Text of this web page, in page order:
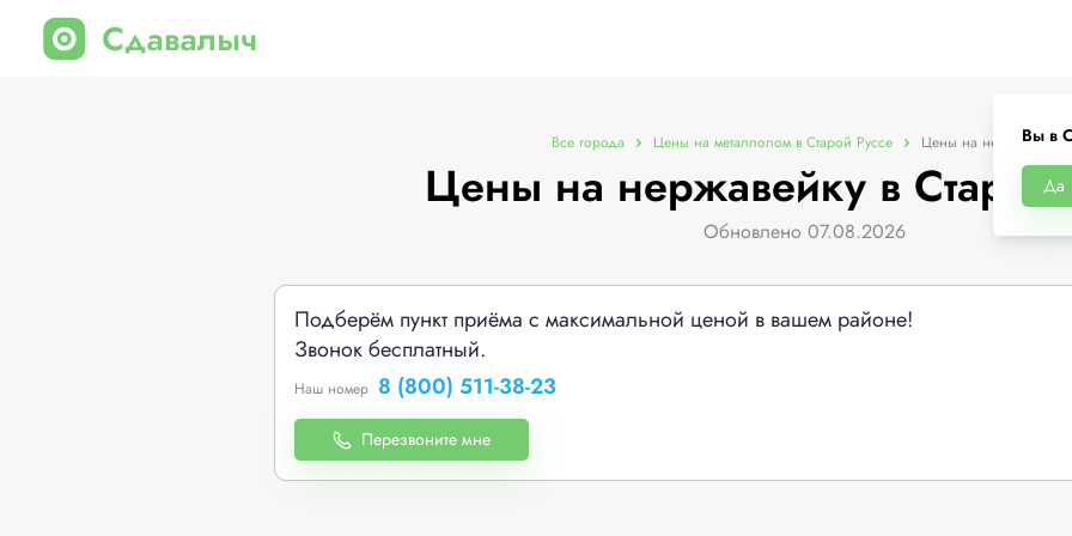
Вы в
Да
Все города Цены на металлолом в Старой Руссе Цены на нержавейку
Цены на нержавейку в Старой
Обновлено 07.08.2026
Подберём пункт приёма с максимальной ценой в вашем районе!
Звонок бесплатный.
Наш номер 8 (800) 511-38-23
Перезвоните мне